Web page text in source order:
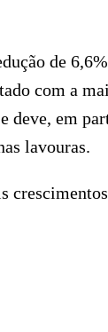
de
com a
deve, em
lavouras.